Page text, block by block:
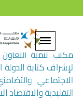
تقديم
لإشراف كتابة الدولة
الاجتماعي
التقليدية